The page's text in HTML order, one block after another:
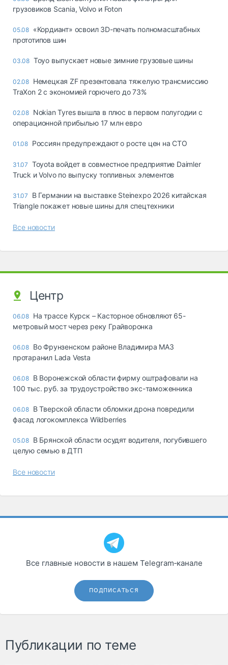
грузовиков Scania, Volvo и Foton
05.08 «Кордиант» освоил 3D-печать полномасштабных
прототипов шин
03.08 Toyo выпускает новые зимние грузовые шины
02.08 Немецкая ZF презентовала тяжелую трансмиссию
TraXon 2 с экономией горючего до 73%
02.08 Nokian Tyres вышла в плюс в первом полугодии с
операционной прибылью 17 млн евро
01.08 Россиян предупреждают о росте цен на СТО
31.07 Toyota войдет в совместное предприятие Daimler
Truck и Volvo по выпуску топливных элементов
31.07
В Германии на выставке Steinexpo 2026 китайская
Triangle покажет новые шины для спецтехники
Все новости
Центр
06.08 На трассе Курск – Касторное обновляют 65-
метровый мост через реку Грайворонка
06.08 Во Фрунзенском районе Владимира МАЗ
протаранил Lada Vesta
06.08 В Воронежской области фирму оштрафовали на
100 тыс. руб. за трудоустройство экс-таможенника
06.08 В Тверской области обломки дрона повредили
фасад логокомплекса Wildberries
05.08 В Брянской области осудят водителя, погубившего
целую семью в ДТП
Все новости
Все главные новости в нашем Telegram‑канале
ПОДПИСАТЬСЯ
Публикации по теме